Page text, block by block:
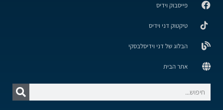
פייסבוק וידיס
טיקטוק דני וידיס
הבלוג של דני וידיסלבסקי
אתר הבית